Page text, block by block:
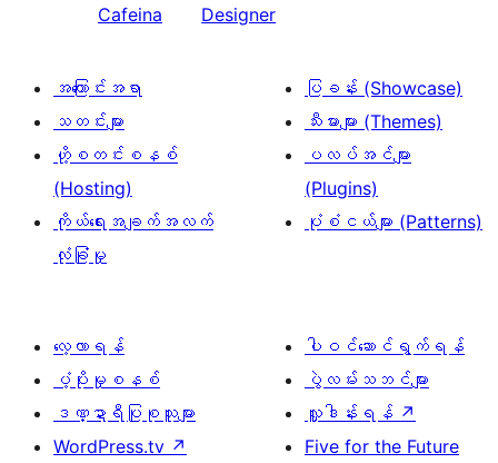
Cafeina
Designer
အကြောင်းအရာ
သတင်းများ
ဟို့စတင်းစနစ်
(Hosting)
ကိုယ်ရေးအချက်အလက်
လုံခြုံမှု
ပြခန်း (Showcase)
သီးမားများ (Themes)
ပလပ်အင်များ
(Plugins)
ပုံစံငယ်များ (Patterns)
လေ့လာရန်
ပံ့ပိုးမှုစနစ်
ဒဏ္ဍာရီပြုစုသူများ
WordPress.tv ↗
ပါဝင်ဆောင်ရွက်ရန်
ပွဲလမ်းသဘင်များ
လှူဒါန်းရန် ↗
Five for the Future